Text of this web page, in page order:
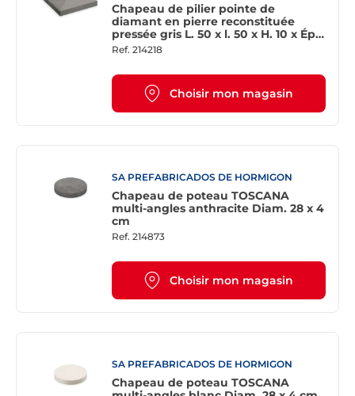
Chapeau de pilier pointe de
diamant en pierre reconstituée
pressée gris L. 50 x l. 50 x H. 10 x Ép.
6 cm
Ref. 214218
Choisir mon magasin
SA PREFABRICADOS DE HORMIGON
Chapeau de poteau TOSCANA
multi-angles anthracite Diam. 28 x 4
cm
Ref. 214873
Choisir mon magasin
SA PREFABRICADOS DE HORMIGON
Chapeau de poteau TOSCANA